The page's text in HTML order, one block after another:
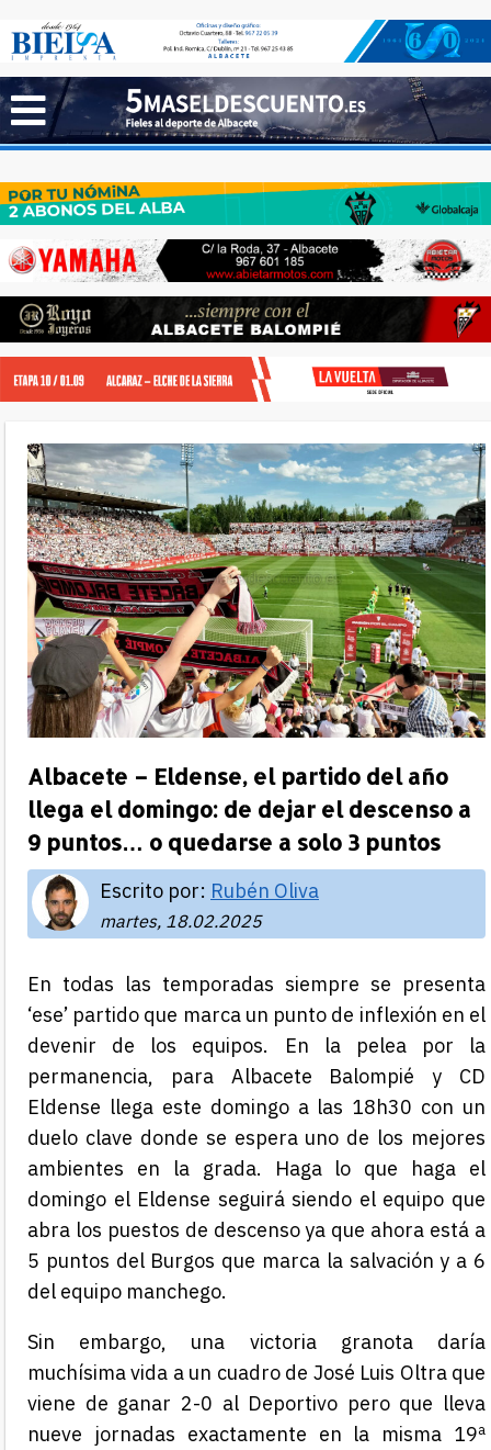
Albacete – Eldense, el partido del año
llega el domingo: de dejar el descenso a
9 puntos… o quedarse a solo 3 puntos
Escrito por: Rubén Oliva
martes, 18.02.2025
En todas las temporadas siempre se presenta
‘ese’ partido que marca un punto de inflexión en el
devenir de los equipos. En la pelea por la
permanencia, para Albacete Balompié y CD
Eldense llega este domingo a las 18h30 con un
duelo clave donde se espera uno de los mejores
ambientes en la grada. Haga lo que haga el
domingo el Eldense seguirá siendo el equipo que
abra los puestos de descenso ya que ahora está a
5 puntos del Burgos que marca la salvación y a 6
del equipo manchego.
Sin embargo, una victoria granota daría
muchísima vida a un cuadro de José Luis Oltra que
viene de ganar 2-0 al Deportivo pero que lleva
nueve jornadas exactamente en la misma 19ª